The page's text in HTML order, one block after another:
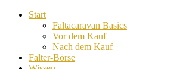
Start
Faltacaravan Basics
Vor dem Kauf
Nach dem Kauf
Falter-Börse